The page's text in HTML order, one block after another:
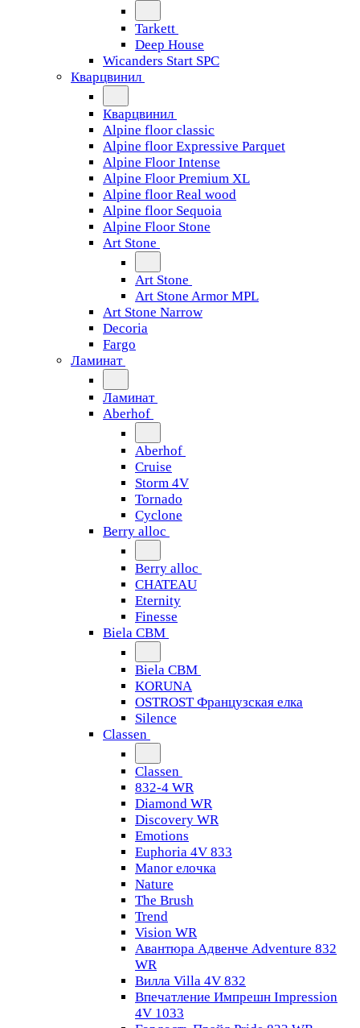
Tarkett
Deep House
Wicanders Start SPC
Кварцвинил
Кварцвинил
Alpine floor classic
Alpine floor Expressive Parquet
Alpine Floor Intense
Alpine Floor Premium XL
Alpine floor Real wood
Alpine floor Sequoia
Alpine Floor Stone
Art Stone
Art Stone
Art Stone Armor MPL
Art Stone Narrow
Decoria
Fargo
Ламинат
Ламинат
Aberhof
Aberhof
Cruise
Storm 4V
Tornado
Сyclone
Berry alloc
Berry alloc
CHATEAU
Eternity
Finesse
Biela CBM
Biela CBM
KORUNA
OSTROST Французская елка
Silence
Classen
Classen
832-4 WR
Diamond WR
Discovery WR
Emotions
Euphoria 4V 833
Manor елочка
Nature
The Brush
Trend
Vision WR
Авантюра Адвенче Adventure 832
WR
Вилла Villa 4V 832
Впечатление Импрешн Impression
4V 1033